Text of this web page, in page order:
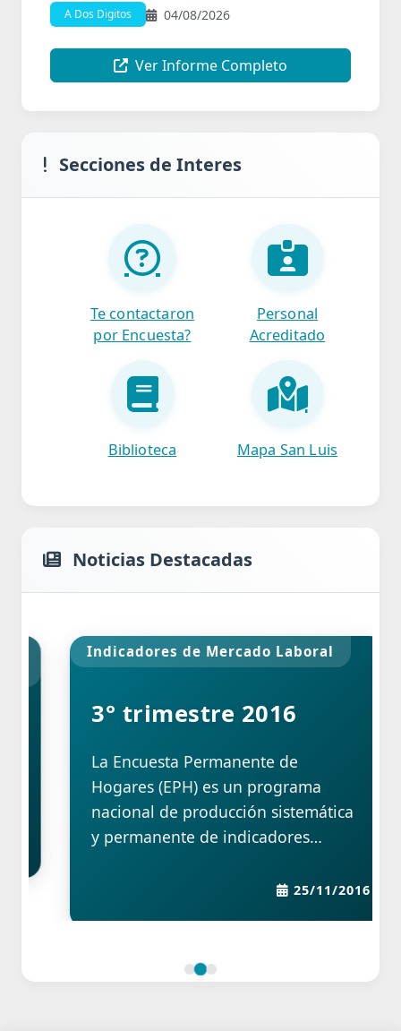
A Dos Digitos 04/08/2026
Ver Informe Completo
Secciones de Interes
Te contactaron
por Encuesta?
Personal
Acreditado
Biblioteca Mapa San Luis
Noticias Destacadas
Indicadores de Mercado Laboral
3° trimestre 2016
La Encuesta Permanente de
Hogares (EPH) es un programa
nacional de producción sistemática
y permanente de indicadores
Nacional de Estadística y Censos
(INDEC) conjuntamente con las
Estadística (DPE). Tiene por objeto
relevar las características
25/11/2016